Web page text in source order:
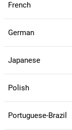
French
German
Japanese
Polish
Portuguese-Brazil